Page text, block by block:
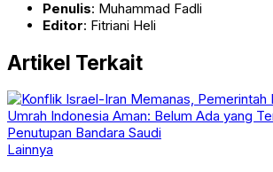
Penulis: Muhammad Fadli
Editor: Fitriani Heli
Artikel Terkait
Lainnya